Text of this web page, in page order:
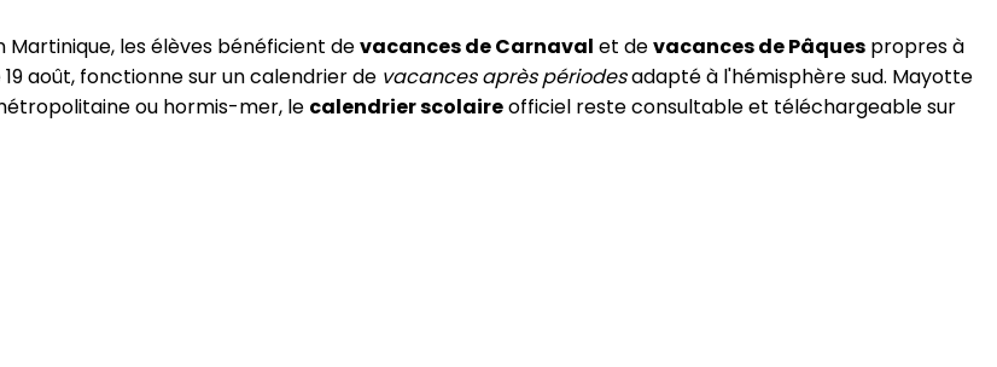
Martinique, les élèves bénéficient devacances de Carnaval et devacances de Pâques propres à
août, fonctionne sur un calendrier de vacances après périodesadapté à l'hémisphère sud. Mayotte
ou hormis-mer, le calendrier scolaireofficiel reste consultable et téléchargeable sur